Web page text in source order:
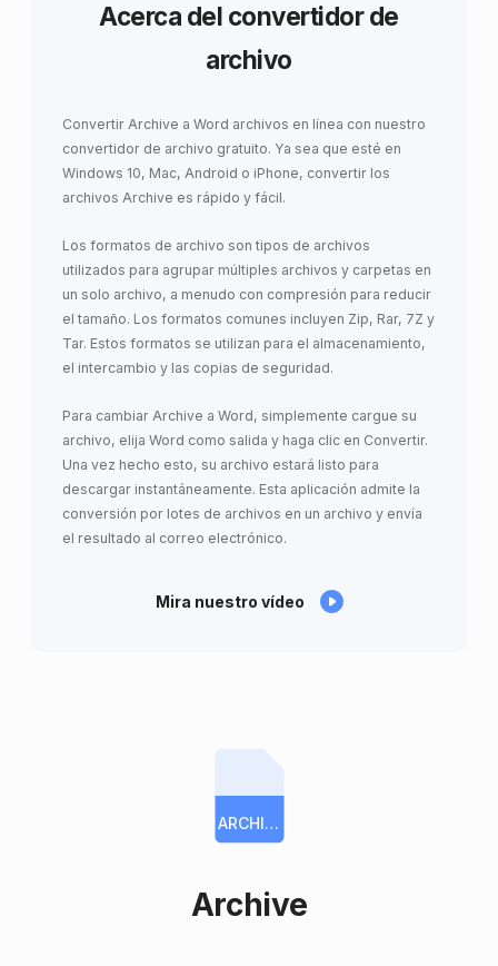
Acerca del convertidor de
archivo
Convertir Archive a Word archivos en línea con nuestro
convertidor de archivo gratuito. Ya sea que esté en
Windows 10, Mac, Android o iPhone, convertir los
archivos Archive es rápido y fácil.
Los formatos de archivo son tipos de archivos
utilizados para agrupar múltiples archivos y carpetas en
un solo archivo, a menudo con compresión para reducir
el tamaño. Los formatos comunes incluyen Zip, Rar, 7Z y
Tar. Estos formatos se utilizan para el almacenamiento,
el intercambio y las copias de seguridad.
Para cambiar Archive a Word, simplemente cargue su
archivo, elija Word como salida y haga clic en Convertir.
Una vez hecho esto, su archivo estará listo para
descargar instantáneamente. Esta aplicación admite la
conversión por lotes de archivos en un archivo y envía
el resultado al correo electrónico.
Mira nuestro vídeo
ARCHIVE
Archive